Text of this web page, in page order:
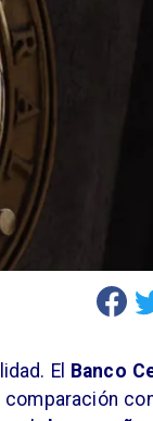
El Banco
comparación